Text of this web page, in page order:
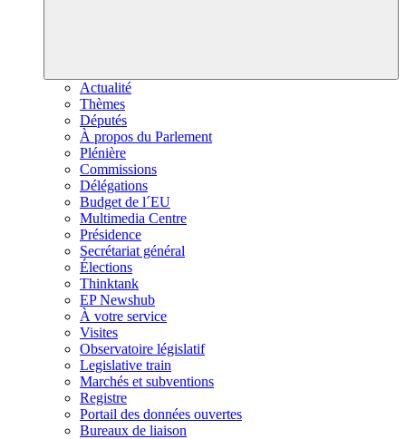
Actualité
Thèmes
Députés
À propos du Parlement
Plénière
Commissions
Délégations
Budget de l´EU
Multimedia Centre
Présidence
Secrétariat général
Élections
Thinktank
EP Newshub
À votre service
Visites
Observatoire législatif
Legislative train
Marchés et subventions
Registre
Portail des données ouvertes
Bureaux de liaison